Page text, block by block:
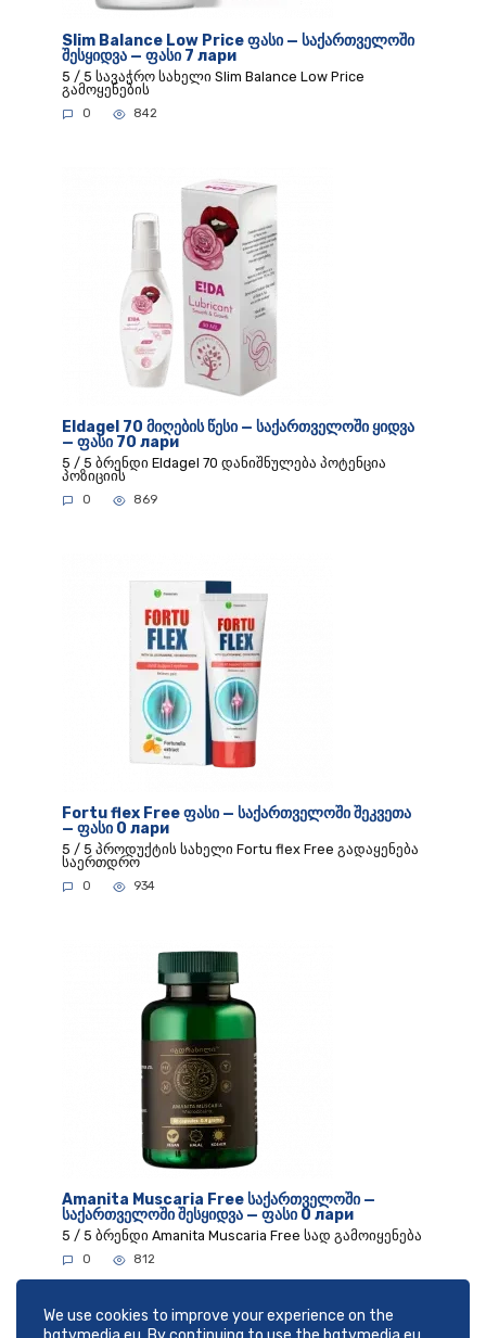
We use cookies to improve your experience on the
Slim Balance Low Price ფასი — საქართველოში
შესყიდვა — ფასი 7 лари
5 / 5 სავაჭრო სახელი Slim Balance Low Price
გამოყენების
0 842
Eldagel 70 მიღების წესი — საქართველოში ყიდვა
— ფასი 70 лари
5 / 5 ბრენდი Eldagel 70 დანიშნულება პოტენცია
პოზიციის
0 869
Fortu flex Free ფასი — საქართველოში შეკვეთა
— ფასი 0 лари
5 / 5 პროდუქტის სახელი Fortu flex Free გადაყენება
საერთდრო
0 934
Amanita Muscaria Free საქართველოში —
საქართველოში შესყიდვა — ფასი 0 лари
5 / 5 ბრენდი Amanita Muscaria Free სად გამოიყენება
0 812